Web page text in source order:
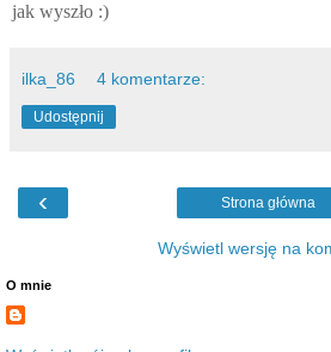
jak wyszło :)
ilka_86 4 komentarze:
Udostępnij
‹ Strona główna
Wyświetl wersję na
O mnie